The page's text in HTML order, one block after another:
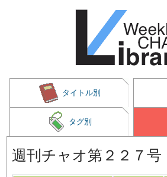
タイトル別
タグ別
週刊チャオ第２２７号